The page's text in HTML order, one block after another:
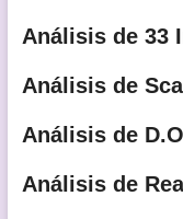
Análisis de 33
Análisis de
Análisis de
Análisis de